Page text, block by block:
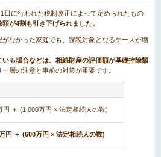
日に行われた税制改正によって定められたもの
が4割も引き下げられました。
なかった家庭でも、課税対象となるケースが増
る場合などは、相続財産の評価額が基礎控除額
層の注意と事前の対策が重要です。
円 ＋ (1,000万円 × 法定相続人の数)
円 ＋ (600万円 × 法定相続人の数)